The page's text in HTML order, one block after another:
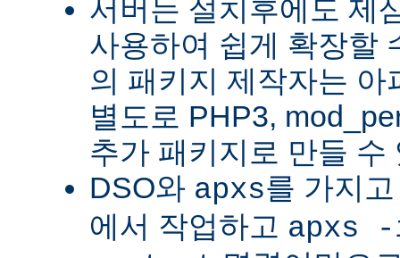
서버는 설치후에도 제
사용하여 쉽게 확장할
의 패키지 제작자는 아
별도로 PHP3,
추가 패키지로 만들 수
DSO와 apxs를 가지
에서 작업하고 apxs